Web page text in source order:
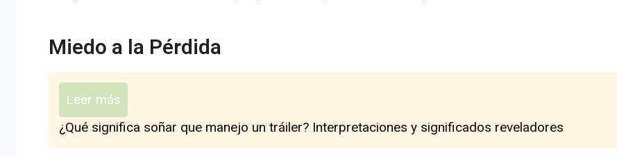
Miedo a la Pérdida
Leer más
¿Qué significa soñar que manejo un tráiler? Interpretaciones y significados reveladores